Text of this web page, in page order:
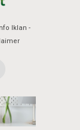
Iklan